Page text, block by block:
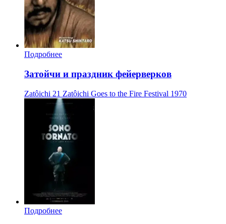
Подробнее
Затойчи и праздник фейерверков
Zatôichi 21 Zatôichi Goes to the Fire Festival 1970
Подробнее